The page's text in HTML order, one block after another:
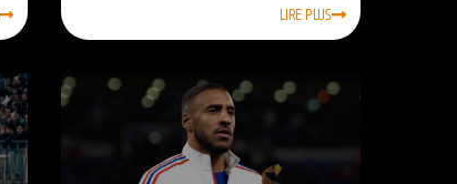
LIRE PLUS